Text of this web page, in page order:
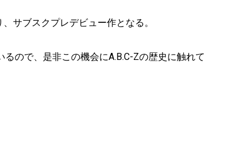
サブスクプレデビュー作となる。
ので、是非この機会にA.B.C-Zの歴史に触れて